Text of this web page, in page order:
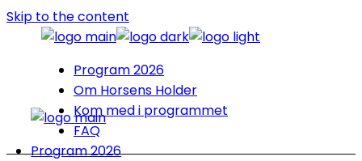
Skip to the content
Program 2026
Om Horsens Holder
Kom med i programmet
FAQ
Program 2026